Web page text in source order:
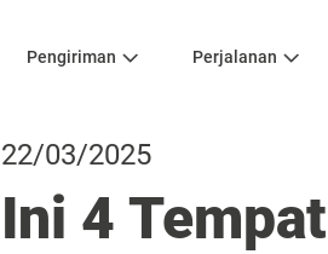
Pengiriman Perjalanan
22/03/2025
Ini 4